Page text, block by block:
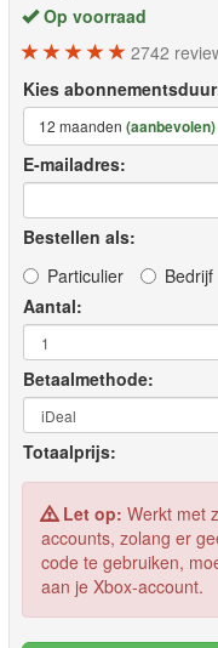
Op voorraad
2742
Kies
12 maanden (aanbevolen)
E-mailadres:
Bestellen als:
Particulier
Bedrijf
Aantal:
Betaalmethode:
Totaalprijs:
Let op: Werkt met
accounts, zolang er
code te gebruiken,
aan je Xbox-account.